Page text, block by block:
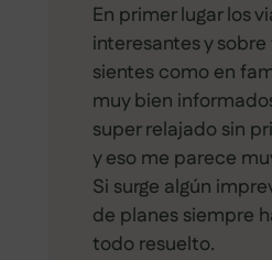
En primer lugar los
interesantes y
sientes como en
muy bien
super relajado sin
y eso me parece
Si surge algún
de planes siempre
todo resuelto.